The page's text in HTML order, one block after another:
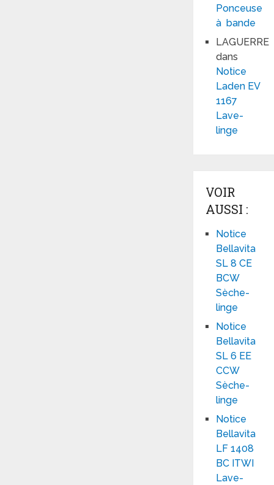
Ponceuse
à bande
LAGUERRE
dans
Notice
Laden EV
1167
Lave-
linge
VOIR
AUSSI :
Notice
Bellavita
SL 8 CE
BCW
Sèche-
linge
Notice
Bellavita
SL 6 EE
CCW
Sèche-
linge
Notice
Bellavita
LF 1408
BC ITWI
Lave-